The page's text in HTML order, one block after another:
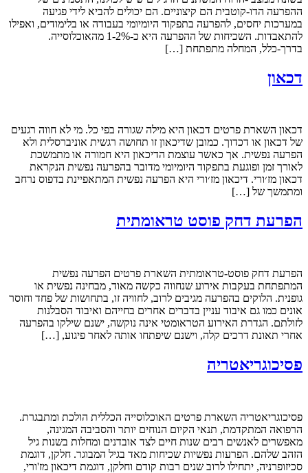
ההפרעה הדו-קוטבית הם קיצוניים. הם יכולים להביא לידי פגיעה
במערכות יחסים, להפרעה בתפקוד היומיומי בעבודה או בלימודים, ואפילו
להתאבדות. השכיחות של ההפרעה היא כ-1-2% מהאוכלוסייה.
בדרך-כלל, המחלה מתפתחת […]
דכאון
דכאון השארת פרטים דכאון היא מילה שגורה בפי כל. מי לא חווה רגעים
של דכאון או דכדוך. כמובן שדיכאון זו תחושה רגשית אוניברסלית ולא
הפרעה נפשית. אך כאשר עוצמת הדיכאון היא חמורה או מתמשכת
לאורך זמן ופוגעת בתפקוד היומיומי מדובר בהפרעה נפשית הנקראת
דכאון מז׳ורי. דיכאון מז׳ורי היא הפרעה נפשית המתאפיינת בדפוס נרחב
ומתמשך של […]
הפרעת דחק פוסט טראומתית
הפרעת דחק פוסט-טראומתית השארת פרטים הפרעה נפשית
המתפתחת בעקבות אירוע שנחווה כקשה מאוד, מבחינה נפשית או
גופנית. הלוקים בהפרעה מגיבים לרוב, לחוויה זו, בתחושות של פחד וחוסר
אונים כמו גם איבוד עניין בדברים אחרים בחייהם ואיבוד הסבלנות
לזולתם. הגדרת האירוע הטראומטי אינה נוקשה, ישנם שילקו בהפרעה
אחרי תאונת דרכים קלה, וישנם שיפתחו אותה לאחר פיגוע, […]
פסיכוגריאטריה
פסיכוגריאטריה השארת פרטים האוכלוסייה הכללית הולכת ומתבגרת.
הרפואה המתקדמת, תנאי הקיום הנוחים יותר והסביבה המגינה,
מאפשרים לאנשים רבים שנות חיים לצד אובדנים ומחלות בשנות גיל
הזהב שלהם. הפרעות נפשיות שכיחות מאד בגיל המבוגר. חלקן, דוגמת
סכיזופרניה, יתחילו לרוב שנים רבות קודם וחלקן, דוגמת דיכאון מז'ורי,